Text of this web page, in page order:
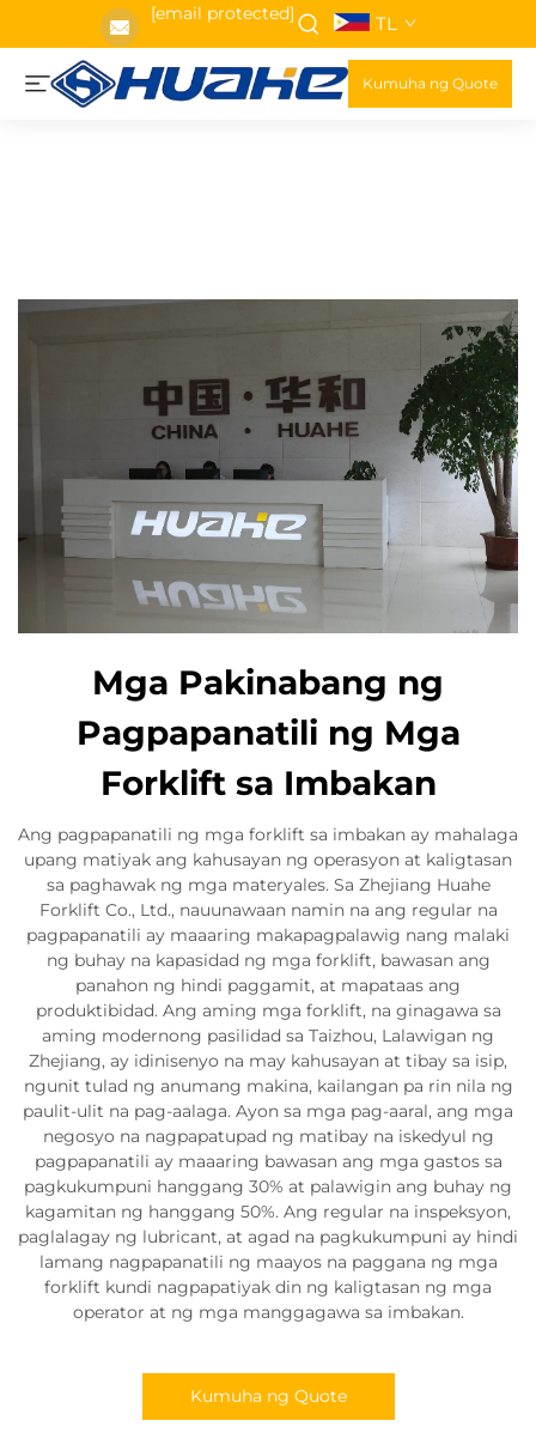
[email protected] TL
Kumuha ng Quote
Mga Pakinabang ng
Pagpapanatili ng Mga
Forklift sa Imbakan
Ang pagpapanatili ng mga forklift sa imbakan ay mahalaga
upang matiyak ang kahusayan ng operasyon at kaligtasan
sa paghawak ng mga materyales. Sa Zhejiang Huahe
Forklift Co., Ltd., nauunawaan namin na ang regular na
pagpapanatili ay maaaring makapagpalawig nang malaki
ng buhay na kapasidad ng mga forklift, bawasan ang
panahon ng hindi paggamit, at mapataas ang
produktibidad. Ang aming mga forklift, na ginagawa sa
aming modernong pasilidad sa Taizhou, Lalawigan ng
Zhejiang, ay idinisenyo na may kahusayan at tibay sa isip,
ngunit tulad ng anumang makina, kailangan pa rin nila ng
paulit-ulit na pag-aalaga. Ayon sa mga pag-aaral, ang mga
negosyo na nagpapatupad ng matibay na iskedyul ng
pagpapanatili ay maaaring bawasan ang mga gastos sa
pagkukumpuni hanggang 30% at palawigin ang buhay ng
kagamitan ng hanggang 50%. Ang regular na inspeksyon,
paglalagay ng lubricant, at agad na pagkukumpuni ay hindi
lamang nagpapanatili ng maayos na paggana ng mga
forklift kundi nagpapatiyak din ng kaligtasan ng mga
operator at ng mga manggagawa sa imbakan.
Kumuha ng Quote